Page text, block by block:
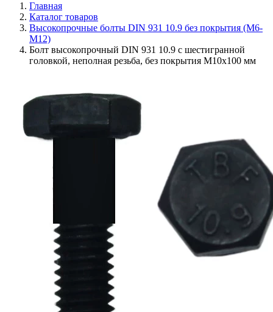
Главная
Каталог товаров
Высокопрочные болты DIN 931 10.9 без покрытия (M6-
M12)
Болт высокопрочный DIN 931 10.9 с шестигранной
головкой, неполная резьба, без покрытия M10x100 мм